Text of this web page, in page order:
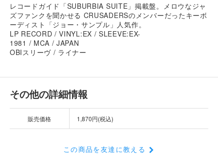
レコードガイド「SUBURBIA SUITE」掲載盤。メロウなジャ
ズファンクを聞かせる CRUSADERSのメンバーだったキーボ
ーディスト「ジョー・サンプル」人気作。
LP RECORD / VINYL:EX / SLEEVE:EX-
1981 / MCA / JAPAN
OBIスリーヴ / ライナー
その他の詳細情報
販売価格 1,870円(税込)
この商品を友達に教える